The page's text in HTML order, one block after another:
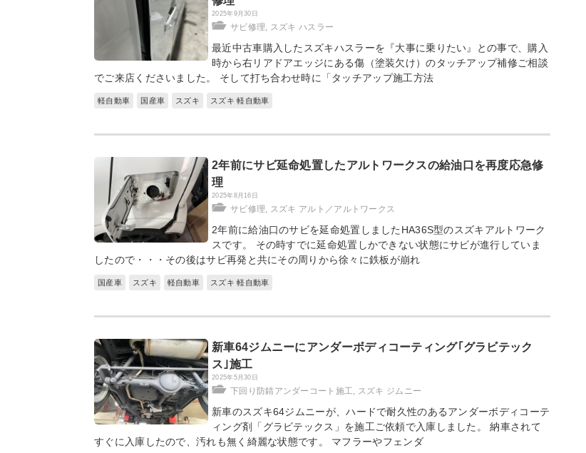
2025年9月30日
サビ修理, スズキ ハスラー
最近中古車購入したスズキハスラーを『大事に乗りたい』との事で、購入
時から右リアドアエッジにある傷（塗装欠け）のタッチアップ補修ご相談
でご来店くださいました。 そして打ち合わせ時に「タッチアップ施工方法
軽自動車 国産車 スズキ スズキ 軽自動車
2年前にサビ延命処置したアルトワークスの給油口を再度応急修
理
2025年8月16日
サビ修理, スズキ アルト／アルトワークス
2年前に給油口のサビを延命処置しましたHA36S型のスズキアルトワーク
スです。 その時すでに延命処置しかできない状態にサビが進行していま
したので・・・その後はサビ再発と共にその周りから徐々に鉄板が崩れ
国産車 スズキ 軽自動車 スズキ 軽自動車
新車64ジムニーにアンダーボディコーティング｢グラビテック
ス｣施工
2025年5月30日
下回り防錆アンダーコート施工, スズキ ジムニー
新車のスズキ64ジムニーが、ハードで耐久性のあるアンダーボディコーテ
ィング剤「グラビテックス」を施工ご依頼で入庫しました。 納車されて
すぐに入庫したので、汚れも無く綺麗な状態です。 マフラーやフェンダ